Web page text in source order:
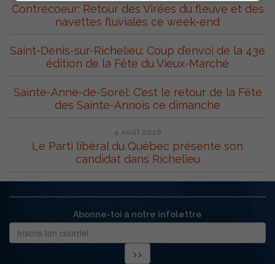
Contrecoeur: Retour des Virées du fleuve et des
navettes fluviales ce week-end
Saint-Denis-sur-Richelieu: Coup d’envoi de la 43e
édition de la Fête du Vieux-Marché
Sainte-Anne-de-Sorel: C’est le retour de la Fête
des Sainte-Annois ce dimanche
4 août 2026
Le Parti libéral du Québec présente son
candidat dans Richelieu
Abonne-toi à notre infolettre